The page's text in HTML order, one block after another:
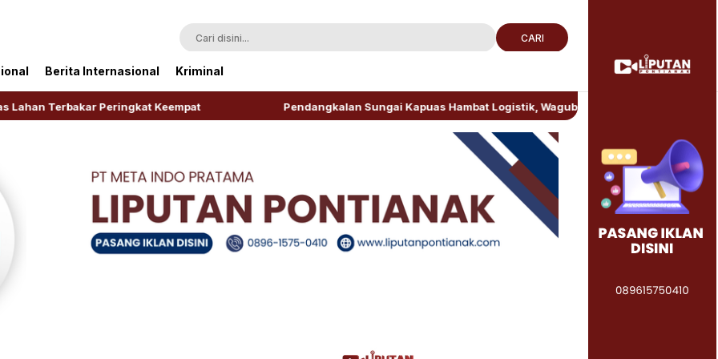
CARI
Berita Internasional Kriminal
Peringkat Keempat Pendangkalan Sungai Kapuas Hambat Logistik, Wagub Kalbar Minta Pengerukan